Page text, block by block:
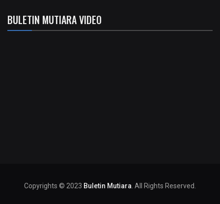
BULETIN MUTIARA VIDEO
Copyrights © 2023 Buletin Mutiara . All Rights Reserved.